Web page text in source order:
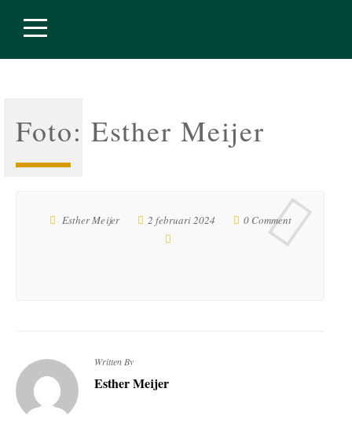
Foto: Esther Meijer
Esther Meijer 2 februari 2024 0 Comment
Written By
Esther Meijer